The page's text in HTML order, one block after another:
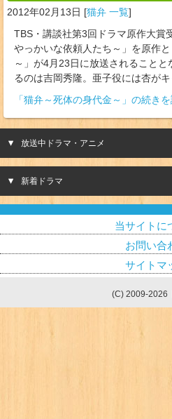
2012年02月13日 [猫弁 一覧]
TBS・講談社第3回ドラマ原作大賞
やっかいな依頼人たち～」を原作
～」が4月23日に放送されること
るのは吉岡秀隆。亜子役には杏がキ
「猫弁～死体の身代金～」の続き
放送中ドラマ・アニメ
新着ドラマ
当サイトに
お問い合
サイトマ
(C) 2009-2026